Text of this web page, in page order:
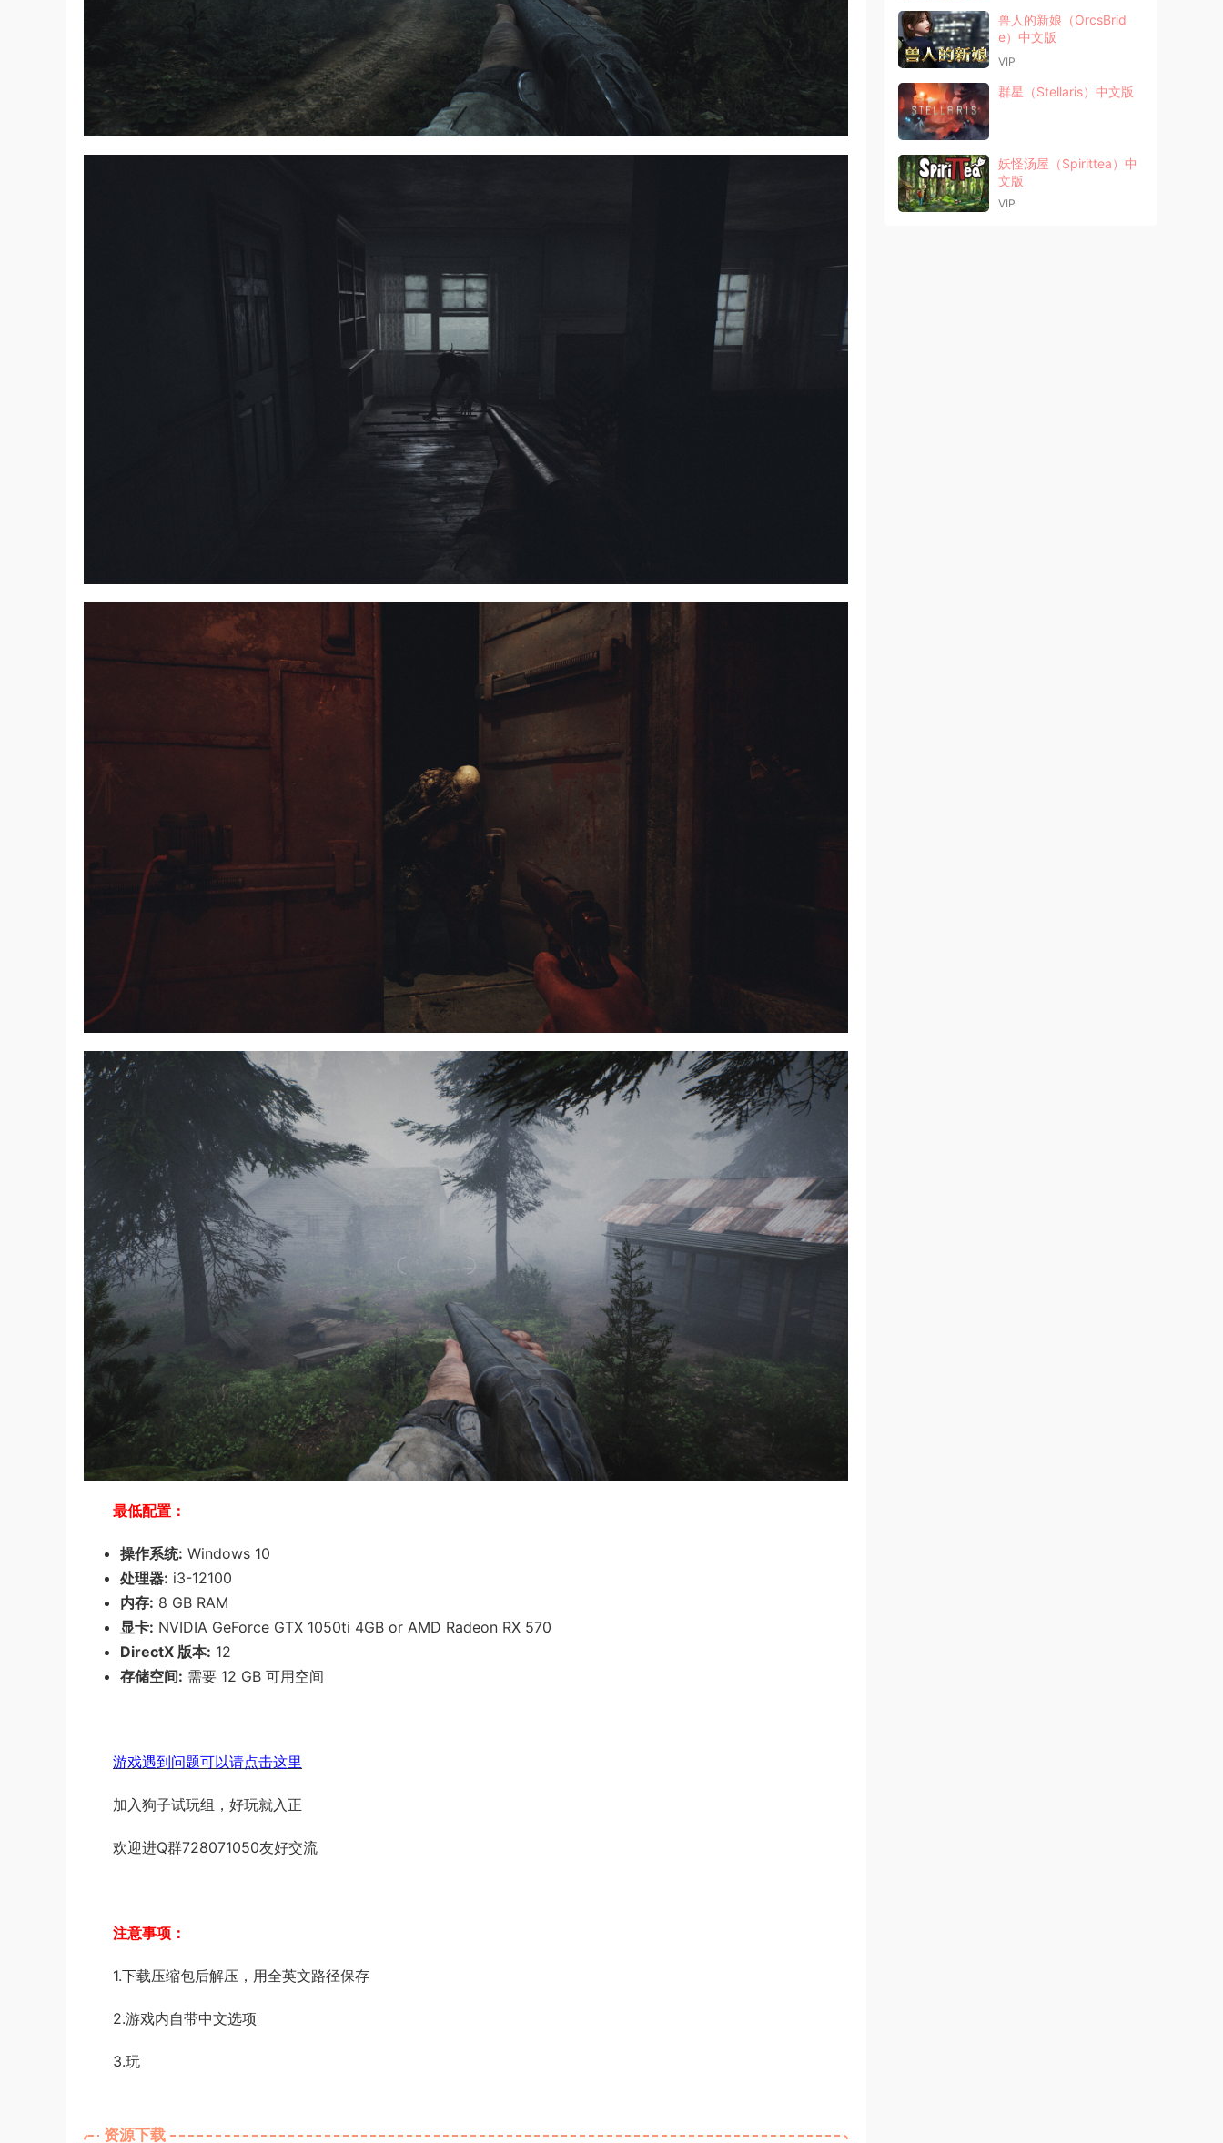
最低配置：
操作系统: Windows 10
处理器: i3-12100
内存: 8 GB RAM
显卡: NVIDIA GeForce GTX 1050ti 4GB or AMD Radeon RX 570
DirectX 版本: 12
存储空间: 需要 12 GB 可用空间
游戏遇到问题可以请点击这里
加入狗子试玩组，好玩就入正
欢迎进Q群728071050友好交流
注意事项：
1.下载压缩包后解压，用全英文路径保存
2.游戏内自带中文选项
3.玩
资源下载
兽人的新娘（OrcsBrid
e）中文版
VIP
群星（Stellaris）中文版
妖怪汤屋（Spirittea）中
文版
VIP